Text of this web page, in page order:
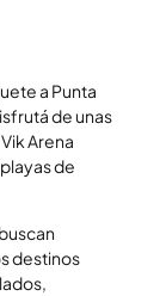
a Punta
de unas
Arena
de
destinos